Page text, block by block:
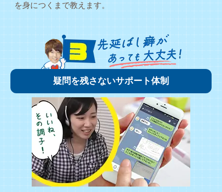
を身につくまで教えます。
疑問を残さないサポート体制